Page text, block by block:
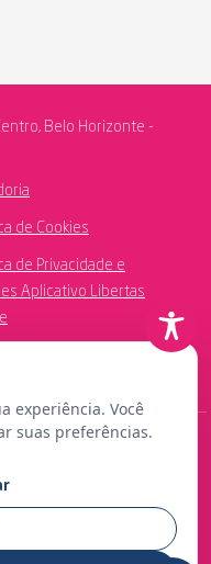
Belo Horizonte -
de Cookies
de Privacidade e
Aplicativo Libertas
experiência. Você
suas preferências.